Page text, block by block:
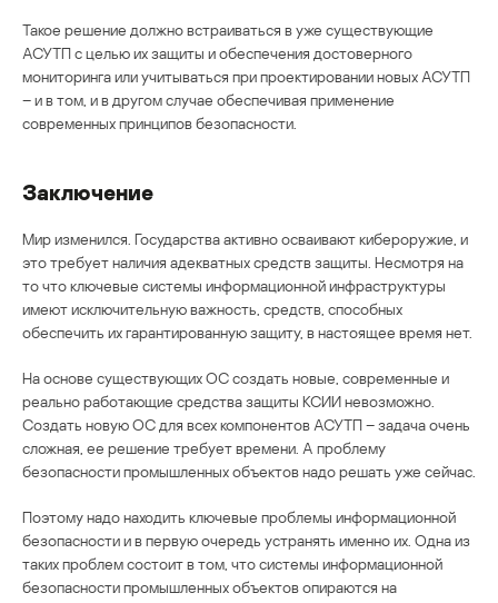
Такое решение должно встраиваться в уже существующие
АСУТП с целью их защиты и обеспечения достоверного
мониторинга или учитываться при проектировании новых АСУТП
– и в том, и в другом случае обеспечивая применение
современных принципов безопасности.
Заключение
Мир изменился. Государства активно осваивают кибероружие, и
это требует наличия адекватных средств защиты. Несмотря на
то что ключевые системы информационной инфраструктуры
имеют исключительную важность, средств, способных
обеспечить их гарантированную защиту, в настоящее время нет.
На основе существующих ОС создать новые, современные и
реально работающие средства защиты КСИИ невозможно.
Создать новую ОС для всех компонентов АСУТП – задача очень
сложная, ее решение требует времени. А проблему
безопасности промышленных объектов надо решать уже сейчас.
Поэтому надо находить ключевые проблемы информационной
безопасности и в первую очередь устранять именно их. Одна из
таких проблем состоит в том, что системы информационной
безопасности промышленных объектов опираются на